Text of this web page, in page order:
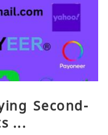
Second-
...